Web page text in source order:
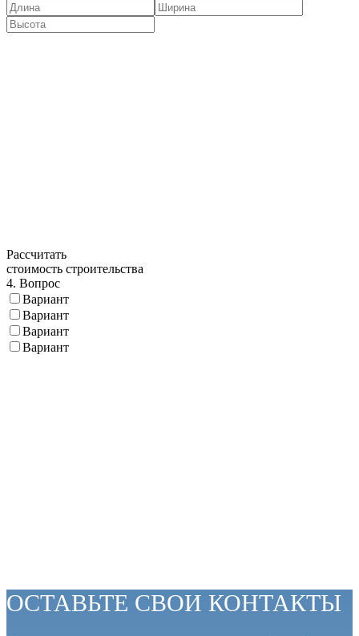
Рассчитать
стоимость строительства
4. Вопрос
Вариант
Вариант
Вариант
Вариант
ОСТАВЬТЕ СВОИ КОНТАКТЫ